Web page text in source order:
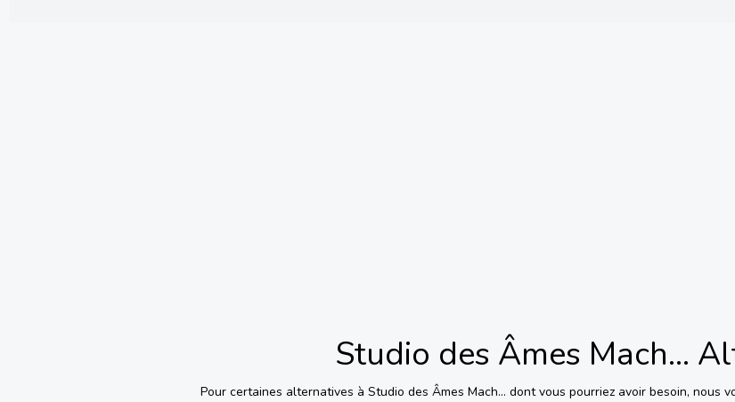
Studio des Âmes Mach...
Pour certaines alternatives à Studio des Âmes Mach... dont vous pourriez avoir besoin, nous